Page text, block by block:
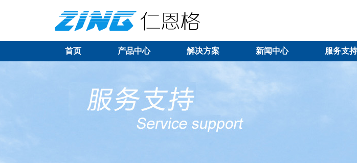
首页 产品中心 解决方案 新闻中心 服务支持